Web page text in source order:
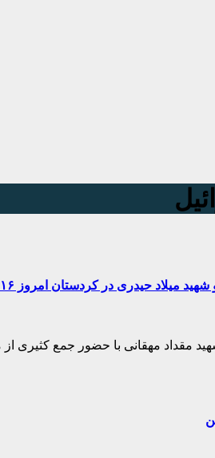
حیدری در کردستان امروز ۱۶ فروردین ۱۴۰۲
مقداد مهقانی با حضور جمع کثیری